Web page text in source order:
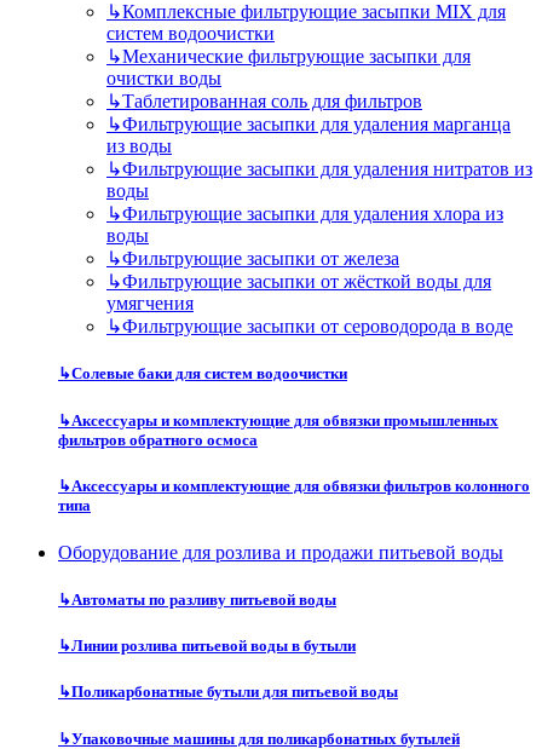
↳Комплексные фильтрующие засыпки MIX для
систем водоочистки
↳Механические фильтрующие засыпки для
очистки воды
↳Таблетированная соль для фильтров
↳Фильтрующие засыпки для удаления марганца
из воды
↳Фильтрующие засыпки для удаления нитратов из
воды
↳Фильтрующие засыпки для удаления хлора из
воды
↳Фильтрующие засыпки от железа
↳Фильтрующие засыпки от жёсткой воды для
умягчения
↳Фильтрующие засыпки от сероводорода в воде
↳Солевые баки для систем водоочистки
↳Аксессуары и комплектующие для обвязки промышленных
фильтров обратного осмоса
↳Аксессуары и комплектующие для обвязки фильтров колонного
типа
Оборудование для розлива и продажи питьевой воды
↳Автоматы по разливу питьевой воды
↳Линии розлива питьевой воды в бутыли
↳Поликарбонатные бутыли для питьевой воды
↳Упаковочные машины для поликарбонатных бутылей